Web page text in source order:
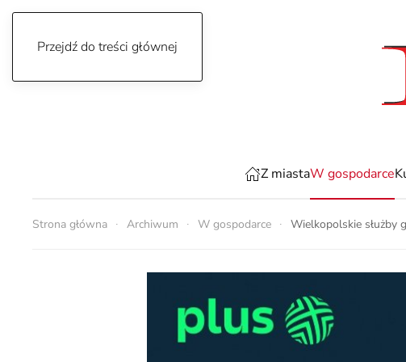
Przejdź do treści głównej
Z miastaW gospodarce
Strona główna Archiwum W gospodarce Wielkopolskie służby